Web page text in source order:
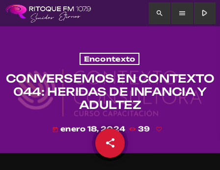
search menu play_arrow
Encontexto
CONVERSEMOS EN CONTEXTO
044: HERIDAS DE INFANCIA Y
ADULTEZ
today enero 18, 2024 39
share
email